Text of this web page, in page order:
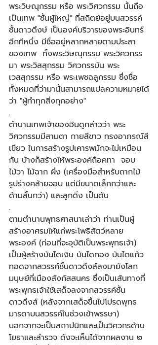
พระวิษณุกรรม หรือ พระวิศวกรรม นั้นถือ
เป็นเทพ "ชั้นผู้ใหญ่" ที่สถิตย์อยู่บนสวรรค์
ชั้นดาวดึงษ์ เป็นองค์บริวารของพระอินทร์
อีกทีหนึ่ง มีชื่ออยู่หลากหลายตามประสา
ของเทพ  ทั้งพระวิษณุกรรม พระวิศวกรร
มา พระวิสสุกรรม วิศวกรรมัน พระ
เวสสุกรรม หรือ พระเพชฉลูกรรม ซึ่งชื่อ
ทั้งหมดที่ว่ามานั้นสามารถแปลความหมายได้
ว่า "ผู้ทำทุกสิ่งทุกอย่าง"​
.​
ตำนานเทพเจ้าของฮินดูกล่าวว่า พระ
วิศวกรรมมีสามตา กายสีขาว ทรงอาภรณ์สี
เขียว ในการสร้างรูปเคารพมักจะไม่เหมือน
กัน บ้างก็สร้างให้พระองค์ถือคทา  จอบ
ไม้วา ไม้ฉาก ผึ่ง (เครื่องมือสําหรับถากไม้
รูปร่างคล้ายจอบ แต่มีขนาดเล็กกว่าและ
ด้ามสั้นกว่า) และลูกดิ่ง เป็นต้น ​
.​
ตามตำนานพุทธศาสนาเล่าว่า ท่านเป็นผู้
สร้างอาศรมให้แก่พระโพธิสัตว์หลาย
พระองค์ (ก่อนที่จะอุบัติเป็นพระพุทธเจ้า)
เป็นผู้สร้างบันไดเงิน บันไดทอง บันไดแก้ว
ทอดจากสวรรค์ชั้นดาวดึงส์ลงมายังโลก
มนุษย์ที่เมืองสังกัสสนคร ซึ่งเป็นเส้นทางที่
พระพุทธเจ้าใช้เสด็จลงจากสวรรค์ชั้น
ดาวดึงส์ (หลังจากเสด็จขึ้นไปโปรดพุทธ
มารดาบนสวรรค์ในช่วงเข้าพรรษา)
นอกจากจะเป็นสถาปนิกและเป็นวิศวกรด้าน
โยธาและสำรวจ ดังจะเห็นได้จากผลงาน ๒